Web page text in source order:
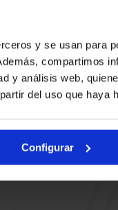
y se usan para
compartimos
y análisis web,
del uso que haya
Configurar
BAKH
FUNDACIÓN
01013 Vitoria-